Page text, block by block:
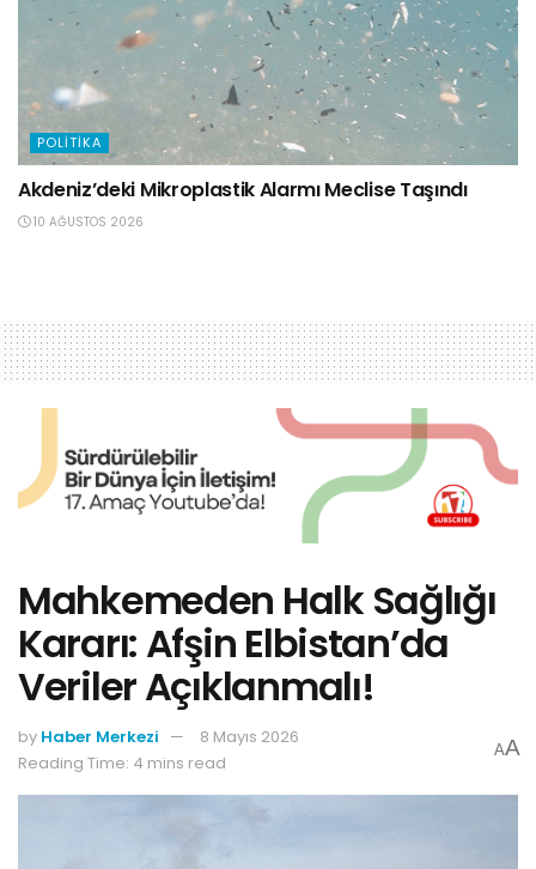
POLITIKA
Akdeniz’deki Mikroplastik Alarmı Meclise Taşındı
10 AĞUSTOS 2026
Mahkemeden Halk Sağlığı
Kararı: Afşin Elbistan’da
Veriler Açıklanmalı!
by Haber Merkezi
8 Mayıs 2026
Reading Time: 4 mins read
AA